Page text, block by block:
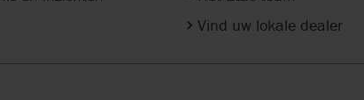
Vind uw lokale dealer